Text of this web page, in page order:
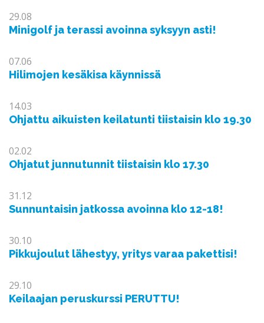
29.08
Minigolf ja terassi avoinna syksyyn asti!
07.06
Hilimojen kesäkisa käynnissä
14.03
Ohjattu aikuisten keilatunti tiistaisin klo 19.30
02.02
Ohjatut junnutunnit tiistaisin klo 17.30
31.12
Sunnuntaisin jatkossa avoinna klo 12-18!
30.10
Pikkujoulut lähestyy, yritys varaa pakettisi!
29.10
Keilaajan peruskurssi PERUTTU!